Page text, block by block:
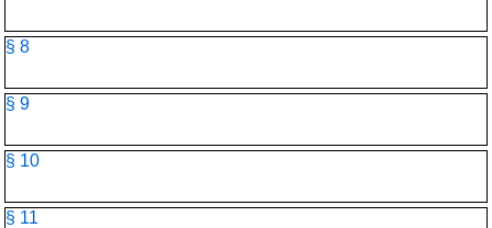
§ 8
§ 9
§ 10
§ 11